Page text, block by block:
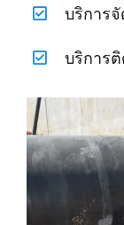
บริการจั
บริการ